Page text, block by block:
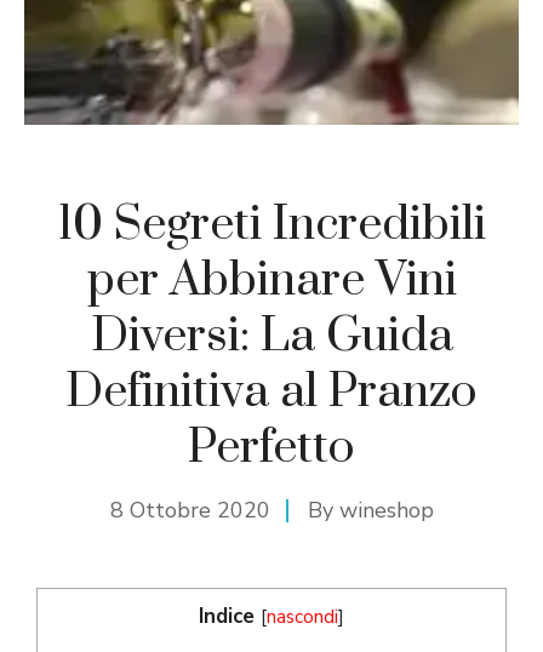
10 Segreti Incredibili
per Abbinare Vini
Diversi: La Guida
Definitiva al Pranzo
Perfetto
8 Ottobre 2020 By wineshop
Indice [nascondi]